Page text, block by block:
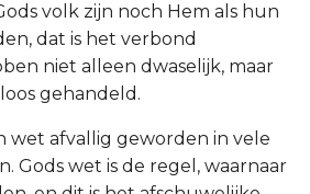
volk zijn noch Hem als hun
dat is het verbond
niet alleen dwaselijk, maar
gehandeld.
wet afvallig geworden in vele
Gods wet is de regel, waarnaar